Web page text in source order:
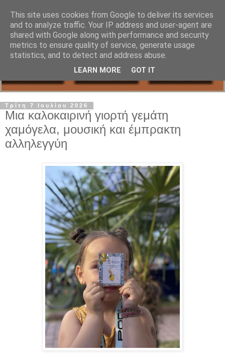
Τρίτη 7 Ιουλίου 2026
Μια καλοκαιρινή γιορτή γεμάτη
χαμόγελα, μουσική και έμπρακτη
αλληλεγγύη
This site uses cookies from Google to deliver its services
and to analyze traffic. Your IP address and user-agent are
shared with Google along with performance and security
metrics to ensure quality of service, generate usage
statistics, and to detect and address abuse.
LEARN MORE GOT IT